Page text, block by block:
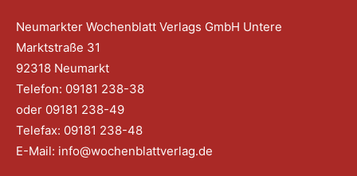
Neumarkter Wochenblatt Verlags GmbH Untere
Marktstraße 31
92318 Neumarkt
Telefon: 09181 238-38
oder 09181 238-49
Telefax: 09181 238-48
E-Mail: info@wochenblattverlag.de